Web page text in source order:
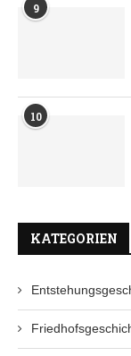
9
10
KATEGORIEN